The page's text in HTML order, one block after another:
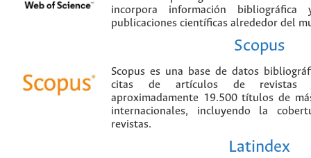
incorpora información
publicaciones científicas alrededor del
Scopus
Scopus es una base de datos
citas de artículos de revistas
aproximadamente 19.500 títulos de
internacionales, incluyendo la
revistas.
Latindex